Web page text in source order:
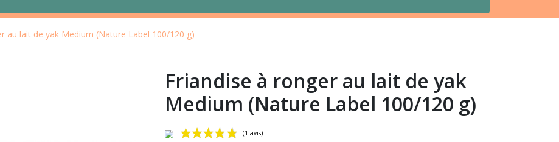
au lait de yak Medium (Nature Label 100/120 g)
Friandise à ronger au lait de yak
Medium (Nature Label 100/120 g)